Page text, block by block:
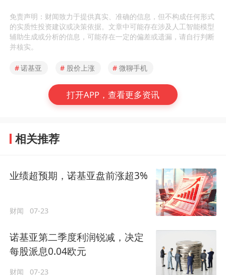
免责声明：财闻致力于提供真实、准确的信息，但不构成任何形式
的实质性投资建议或决策依据。文章中可能存在涉及人工智能模型
辅助生成或分析的信息，可能存在一定的偏差或遗漏，请自行判断
并核实。
#诺基亚 # 股价上涨 # 微聊手机
打开APP，查看更多资讯
相关推荐
业绩超预期，诺基亚盘前涨超3%
财闻 07-23
诺基亚第二季度利润锐减，决定
每股派息0.04欧元
财闻 07-23